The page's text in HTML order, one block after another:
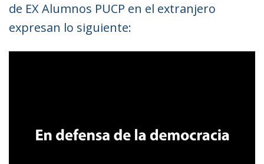
de EX Alumnos PUCP en el extranjero
expresan lo siguiente: